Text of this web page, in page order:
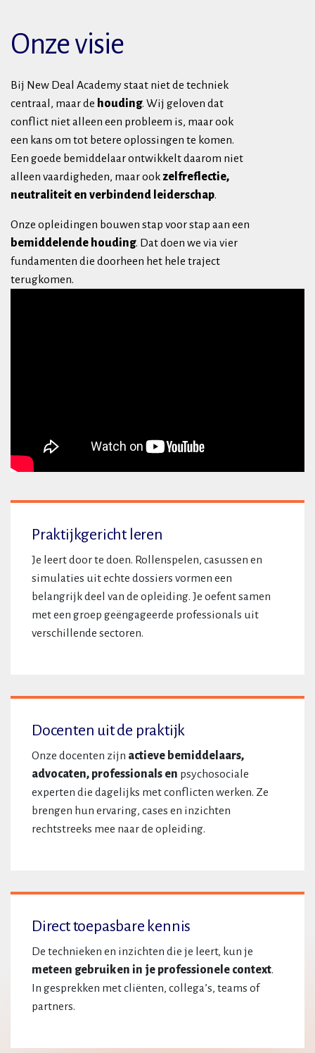
Onze visie
Bij New Deal Academy staat niet de techniek
centraal, maar de houding. Wij geloven dat
conflict niet alleen een probleem is, maar ook
een kans om tot betere oplossingen te komen.
Een goede bemiddelaar ontwikkelt daarom niet
alleen vaardigheden, maar ook zelfreflectie,
neutraliteit en verbindend leiderschap.
Onze opleidingen bouwen stap voor stap aan een
bemiddelende houding. Dat doen we via vier
fundamenten die doorheen het hele traject
terugkomen.
Praktijkgericht leren
Je leert door te doen. Rollenspelen, casussen en
simulaties uit echte dossiers vormen een
belangrijk deel van de opleiding. Je oefent samen
met een groep geëngageerde professionals uit
verschillende sectoren.
Docenten uit de praktijk
Onze docenten zijn actieve bemiddelaars,
advocaten, professionals en psychosociale
experten die dagelijks met conflicten werken. Ze
brengen hun ervaring, cases en inzichten
rechtstreeks mee naar de opleiding.
Direct toepasbare kennis
De technieken en inzichten die je leert, kun je
meteen gebruiken in je professionele context.
In gesprekken met cliënten, collega’s, teams of
partners.